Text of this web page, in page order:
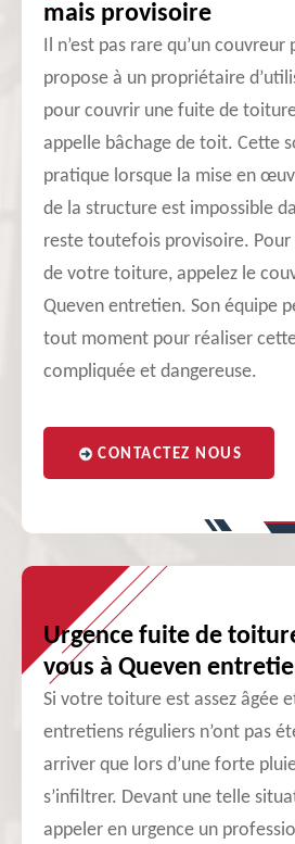
mais provisoire
Il n’est pas rare qu’un
propose à un propriétaire
pour couvrir une fuite de
appelle bâchage de toit. Cette
pratique lorsque la mise en
de la structure est impossible
reste toutefois provisoire. Pour
de votre toiture, appelez le
Queven entretien. Son équipe
tout moment pour réaliser
compliquée et dangereuse.
CONTACTEZ NOUS
Urgence fuite de
vous à Queven
Si votre toiture est assez âgée
entretiens réguliers n’ont pas
arriver que lors d’une forte
s’infiltrer. Devant une telle
appeler en urgence un